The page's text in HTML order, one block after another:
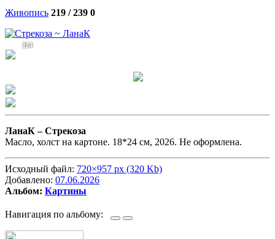
Живопись 219 / 239 0
114
ЛанаК –Стрекоза
Масло, холст на картоне. 18*24 см, 2026. Не оформлена.
Исходный файл: 720×957 px (320 Kb)
Добавлено: 07.06.2026
Альбом: Картины
Навигация по альбому: